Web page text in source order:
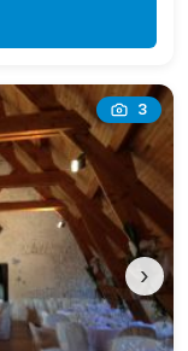
3
›